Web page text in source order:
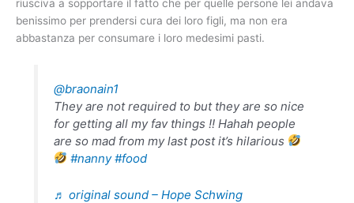
riusciva a sopportare il fatto che per quelle persone lei andava
benissimo per prendersi cura dei loro figli, ma non era
abbastanza per consumare i loro medesimi pasti.
@braonain1
They are not required to but they are so nice
for getting all my fav things !! Hahah people
are so mad from my last post it’s hilarious
#nanny #food
♬ original sound – Hope Schwing